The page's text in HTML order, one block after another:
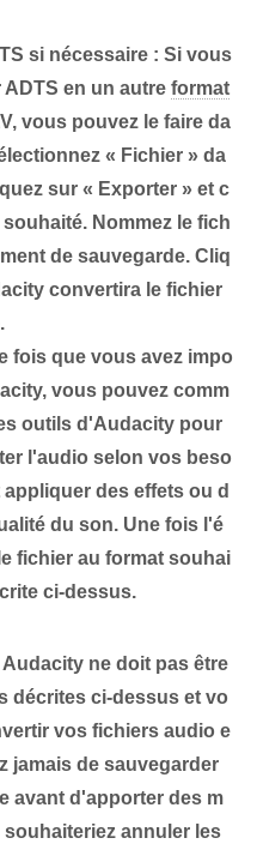
si nécessaire : Si vous
en un autre format
vous pouvez le faire da
« Fichier » da
sur « Exporter » et c
Nommez le fich
de sauvegarde. Cliq
convertira le fichier
fois que vous avez impo
vous pouvez comm
outils d'Audacity pour
l'audio selon vos beso
des effets ou d
du son. Une fois l'é
fichier au format souhai
ci-dessus.
ne doit pas être
décrites ci-dessus et vo
vos fichiers audio e
jamais de sauvegarder
avant d'apporter des m
annuler les